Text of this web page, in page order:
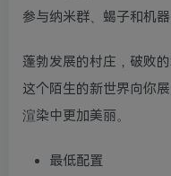
参与纳米群、蝎子和机
蓬勃发展的村庄，破败
这个陌生的新世界向你
渲染中更加美丽。
最低配置